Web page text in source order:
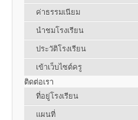
ค่าธรรมเนียม
นำชมโรงเรียน
ประวัติโรงเรียน
เข้าเว็บไซต์ครู
ติดต่อเรา
ที่อยู่โรงเรียน
แผนที่